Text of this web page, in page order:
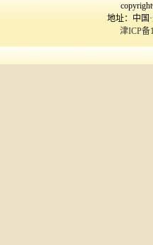
地址：中国
津ICP备